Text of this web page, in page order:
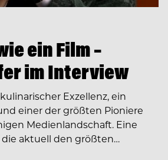
ein Film –
im Interview
Exzellenz, ein
einer der größten Pioniere
Medienlandschaft. Eine
aktuell den größten…